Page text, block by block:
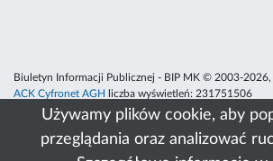
Używamy plików cookie, aby
przeglądania oraz analizować
Biuletyn Informacji Publicznej - BIP MK © 2003-2026,
ACK Cyfronet AGH
liczba wyświetleń: 231751506